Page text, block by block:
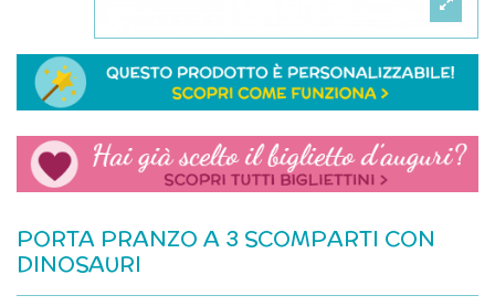
PORTA PRANZO A 3 SCOMPARTI CON
DINOSAURI